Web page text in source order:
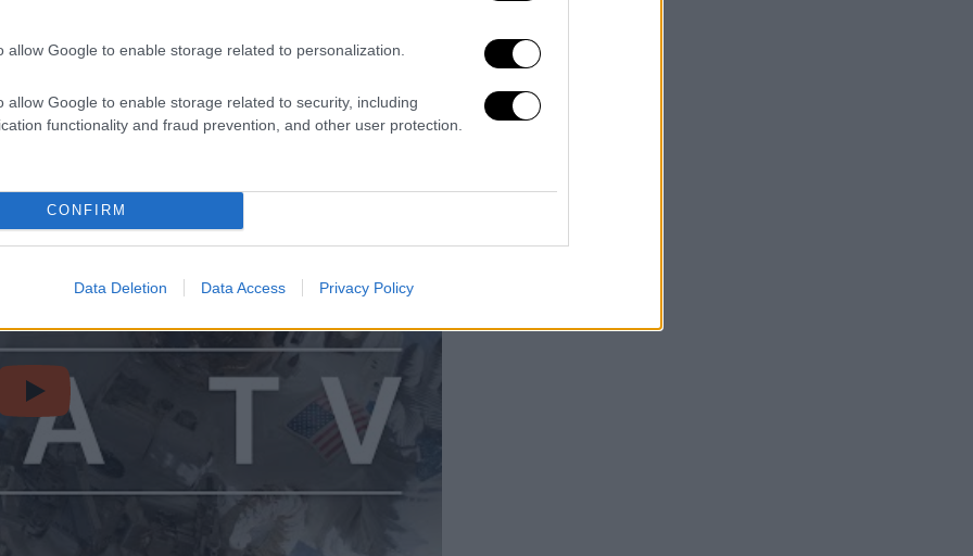
allow Google to enable storage related to personalization.
allow Google to enable storage related to security, including
functionality and fraud prevention, and other user protection.
CONFIRM
Data Deletion Data Access Privacy Policy
για την επίλυση του προβλήματος
με τη NASA.
NASA
video